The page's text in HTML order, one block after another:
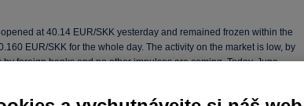
at 40.14 EUR/SKK yesterday and remained frozen within the
EUR/SKK for the whole day. The activity on the market is low, by
foreign banks and no other impulses are coming. Today, June